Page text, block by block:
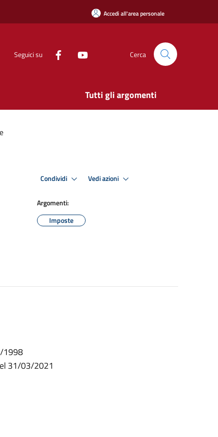
Accedi all'area personale
Seguici su Cerca
Tutti gli argomenti
Condividi Vedi azioni
Argomenti:
Imposte
1998
31/03/2021